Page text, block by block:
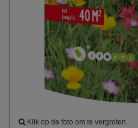
Klik op de foto om te vergroten